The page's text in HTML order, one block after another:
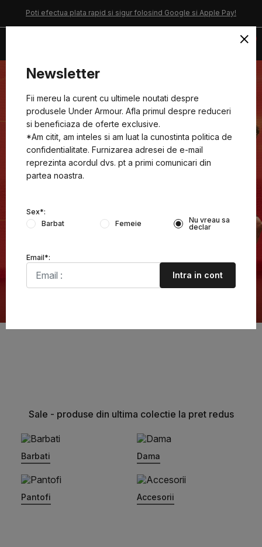
Poti efectua plata rapid si sigur folosind Google si Apple Pay!
Sale - produse din ultima colectie la pret redus
Barbati Dama
Pantofi Accesorii
×
Newsletter
Fii mereu la curent cu ultimele noutati despre
produsele Under Armour. Afla primul despre reduceri
si beneficiaza de oferte exclusive.
*Am citit, am inteles si am luat la cunostinta politica de
confidentialitate. Furnizarea adresei de e-mail
reprezinta acordul dvs. pt a primi comunicari din
partea noastra.
Sex*:
Barbat
Femeie
Nu vreau sa
declar
Email*:
Intra in cont